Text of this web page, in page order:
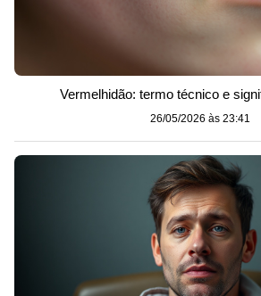
Vermelhidão: termo técnico e
26/05/2026 às 23:41